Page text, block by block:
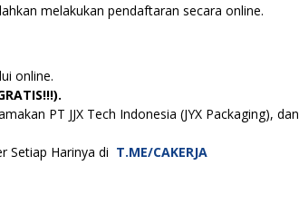
melakukan pendaftaran secara online.
online.
PT JJX Tech Indonesia (JYX Packaging), dan
Setiap Harinya di T.ME/CAKERJA